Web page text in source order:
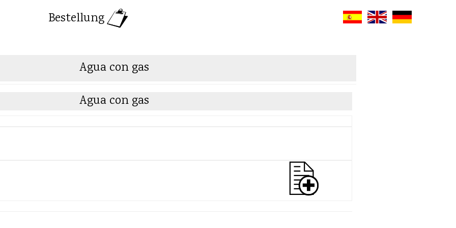
Bestellung
Agua con gas
Agua con gas